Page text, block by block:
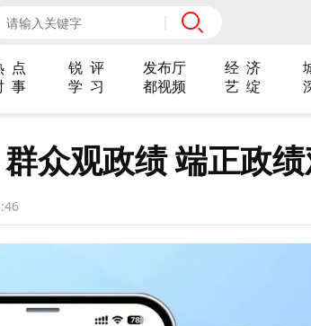
点 锐 评 发布厅 经 济
事
学 习 都视频 艺 绽
众观政绩 端正政